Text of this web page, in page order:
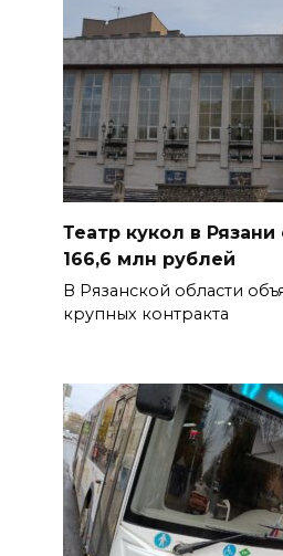
Театр кукол в Рязани
166,6 млн рублей
В Рязанской области
крупных контракта